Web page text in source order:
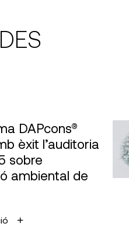
DAPcons®
èxit l’auditoria
sobre
ambiental de